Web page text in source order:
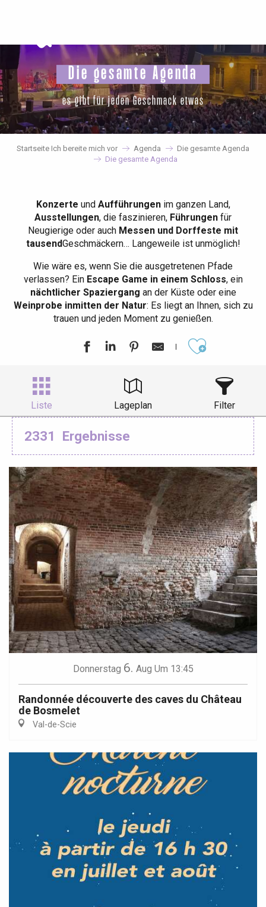
principal
Die gesamte Agenda
es gibt für jeden Geschmack etwas
Startseite Ich bereite mich vor Agenda
Die gesamte Agenda
Die gesamte Agenda
Konzerte und Aufführungenim ganzen Land,
Ausstellungen, die faszinieren, Führungen für
Neugierige oder auch Messen und Dorffeste mit
tausendGeschmäckern… Langeweile ist unmöglich!
Wie wäre es, wenn Sie die ausgetretenen Pfade
verlassen? EinEscape Game in einem Schloss, ein
nächtlicher Spaziergang an der Küste oder eine
Weinprobe inmitten der Natur: Es liegt an Ihnen, sich zu
trauen und jeden Moment zu genießen.
Liste Lageplan Filter
2331 Ergebnisse
Donnerstag 6. Aug Um 13:45
Randonnée découverte des caves du Château
de Bosmelet
Val-de-Scie